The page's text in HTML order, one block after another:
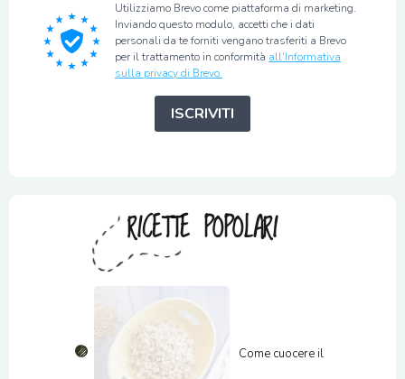
Utilizziamo Brevo come piattaforma di marketing.
Inviando questo modulo, accetti che i dati
personali da te forniti vengano trasferiti a Brevo
per il trattamento in conformità all'Informativa
sulla privacy di Brevo.
ISCRIVITI
RICETTE POPOLARI
Come cuocere il